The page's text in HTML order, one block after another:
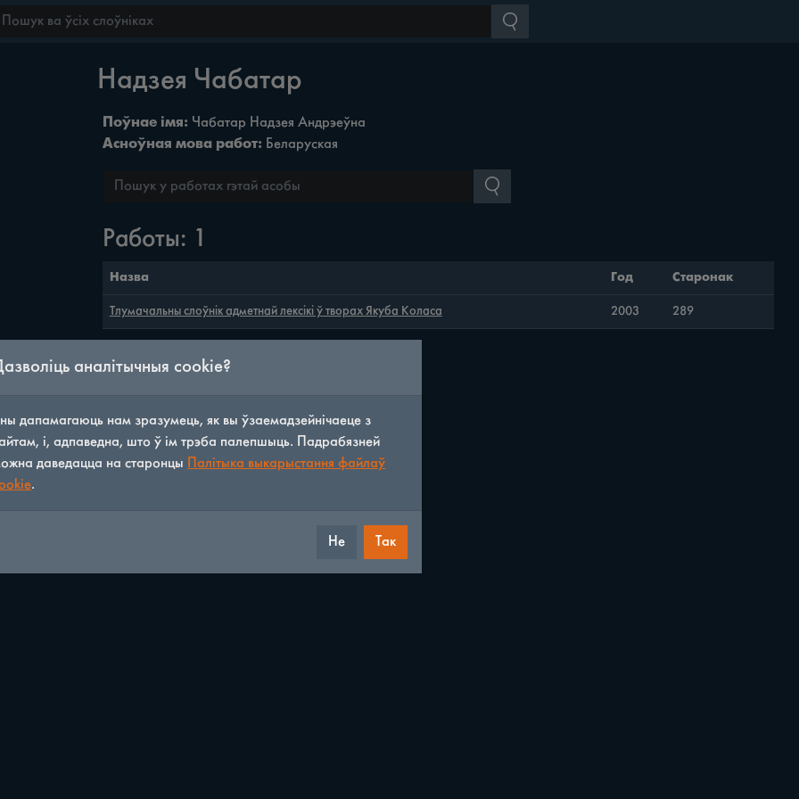
Надзея Чабатар
Поўнае імя: Чабатар Надзея Андрэеўна
Асноўная мова работ: Беларуская
Работы: 1
Назва Год Старонак
Тлумачальны слоўнік адметнай лексікі ў творах Якуба Коласа 2003 289
аналітычныя cookie?
дапамагаюць нам зразумець, як вы ўзаемадзейнічаеце з
і, адпаведна, што ў ім трэба палепшыць. Падрабязней
даведацца на старонцы
Палітыка выкарыстання файлаў
.
Не Так